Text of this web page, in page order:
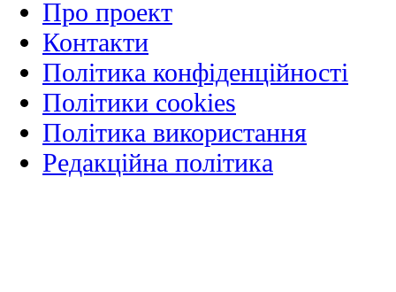
Про проект
Контакти
Політика конфіденційності
Політики cookies
Політика використання
Редакційна політика